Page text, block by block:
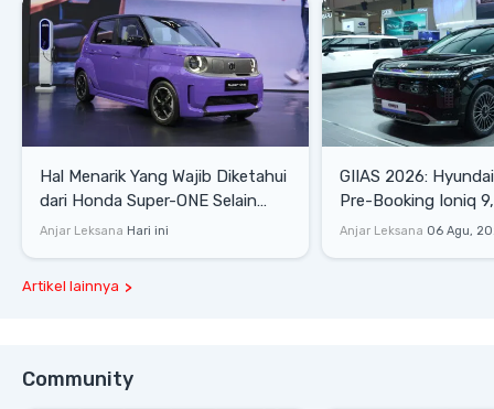
Hal Menarik Yang Wajib Diketahui
dari Honda Super-ONE Selain
Harga
Anjar Leksana Hari ini
GIIAS 2026:
Pre-Booking Ioniq
Rp1,49 Miliar
Anjar Leksana 06 Agu,
Artikel lainnya
Community